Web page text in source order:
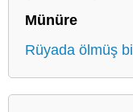
Münüre
Rüyada ölmüş